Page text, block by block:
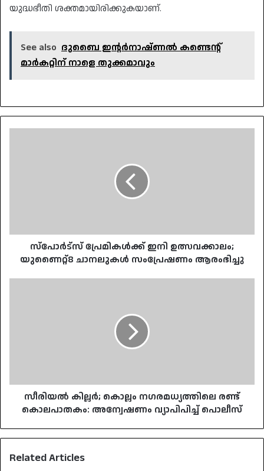
യുദ്ധഭീതി ശക്തമായിരിക്കുകയാണ്.
See also ദുബൈ ഇന്റര്‍നാഷ്ണല്‍ കണ്ടെന്റ്
മാര്‍കറ്റിന് നാളെ തുക്കമാവും
സ്പോർട്സ് പ്രേമികൾക്ക് ഇനി ഉത്സവക്കാലം;
യുണൈറ്റ്8 ചാനലുകൾ സംപ്രേഷണം ആരംഭിച്ചു
പൊലീസ്
സീരിയൽ കില്ലർ; കൊല്ലം നഗരമധ്യത്തിലെ രണ്ട്
കൊലപാതകം: അന്വേഷണം വ്യാപിപിച്ച് പൊലീസ്
Related Articles